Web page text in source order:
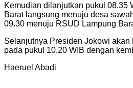
Kemudian dilanjutkan pukul 08.35
Barat langsung menuju desa
09.30 menuju RSUD Lampung
Selanjutnya Presiden Jokowi akan
pada pukul 10.20 WIB dengan
Haeruel Abadi